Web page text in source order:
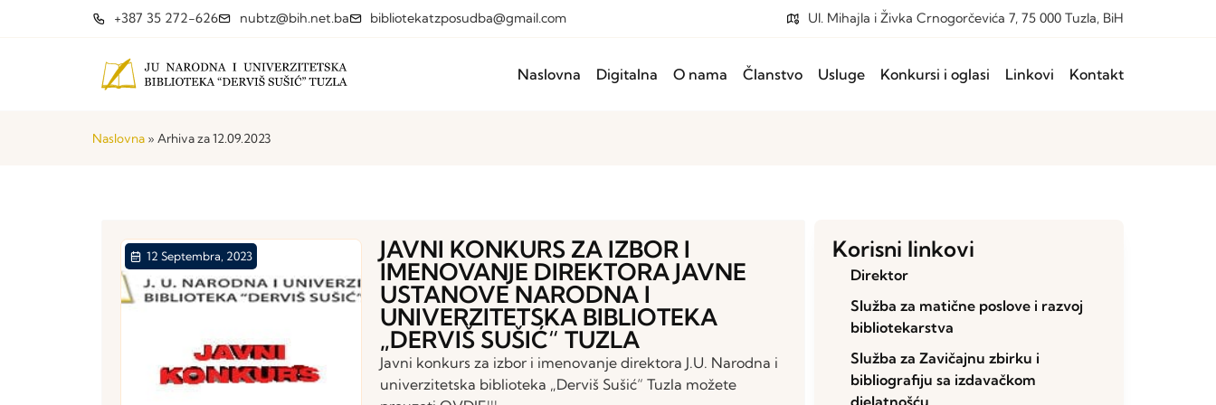
+387 35 272-626 nubtz@bih.net.ba bibliotekatzposudba@gmail.com Ul. Mihajla i Živka Crnogorčevića 7, 75 000 Tuzla, BiH
Naslovna Digitalna O nama Članstvo Usluge Konkursi i oglasi Linkovi Kontakt
Naslovna » Arhiva za 12.09.2023
12 Septembra, 2023 JAVNI KONKURS ZA IZBOR I
IMENOVANJE DIREKTORA JAVNE
USTANOVE NARODNA I
UNIVERZITETSKA BIBLIOTEKA
„DERVIŠ SUŠIĆ“ TUZLA
Javni konkurs za izbor i imenovanje direktora J.U. Narodna i
univerzitetska biblioteka „Derviš Sušić“ Tuzla možete
Korisni linkovi
Direktor
Služba za matične poslove i razvoj
bibliotekarstva
Služba za Zavičajnu zbirku i
bibliografiju sa izdavačkom
djelatnošću